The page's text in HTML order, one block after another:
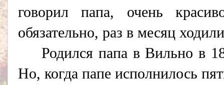
говорил папа, очень
обязательно, раз в месяц
Родился папа в Вильно в
Но, когда папе исполнилось